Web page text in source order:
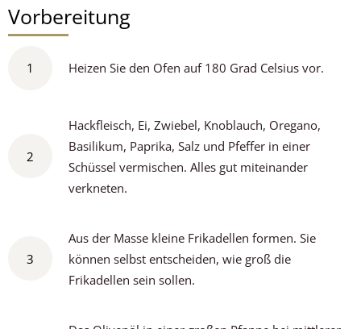
Vorbereitung
1 Heizen Sie den Ofen auf 180 Grad Celsius vor.
2
Hackfleisch, Ei, Zwiebel, Knoblauch, Oregano,
Basilikum, Paprika, Salz und Pfeffer in einer
Schüssel vermischen. Alles gut miteinander
verkneten.
3
Aus der Masse kleine Frikadellen formen. Sie
können selbst entscheiden, wie groß die
Frikadellen sein sollen.